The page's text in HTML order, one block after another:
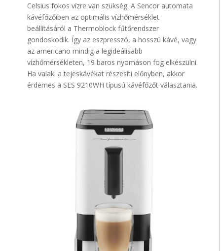
Celsius fokos vízre van szükség. A Sencor automata
kávéfőzőiben az optimális vízhőmérséklet
beállításáról a Thermoblock fűtőrendszer
gondoskodik. Így az eszpresszó, a hosszú kávé, vagy
az americano mindig a legideálisabb
vízhőmérsékleten, 19 baros nyomáson fog elkészülni.
Ha valaki a tejeskávékat részesíti előnyben, akkor
érdemes a SES 9210WH típusú kávéfőzőt választania.